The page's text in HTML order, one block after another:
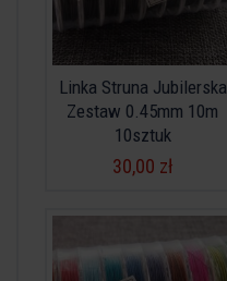
Linka Struna Jubilerska
Zestaw 0.45mm 10m
10sztuk
30,00 zł